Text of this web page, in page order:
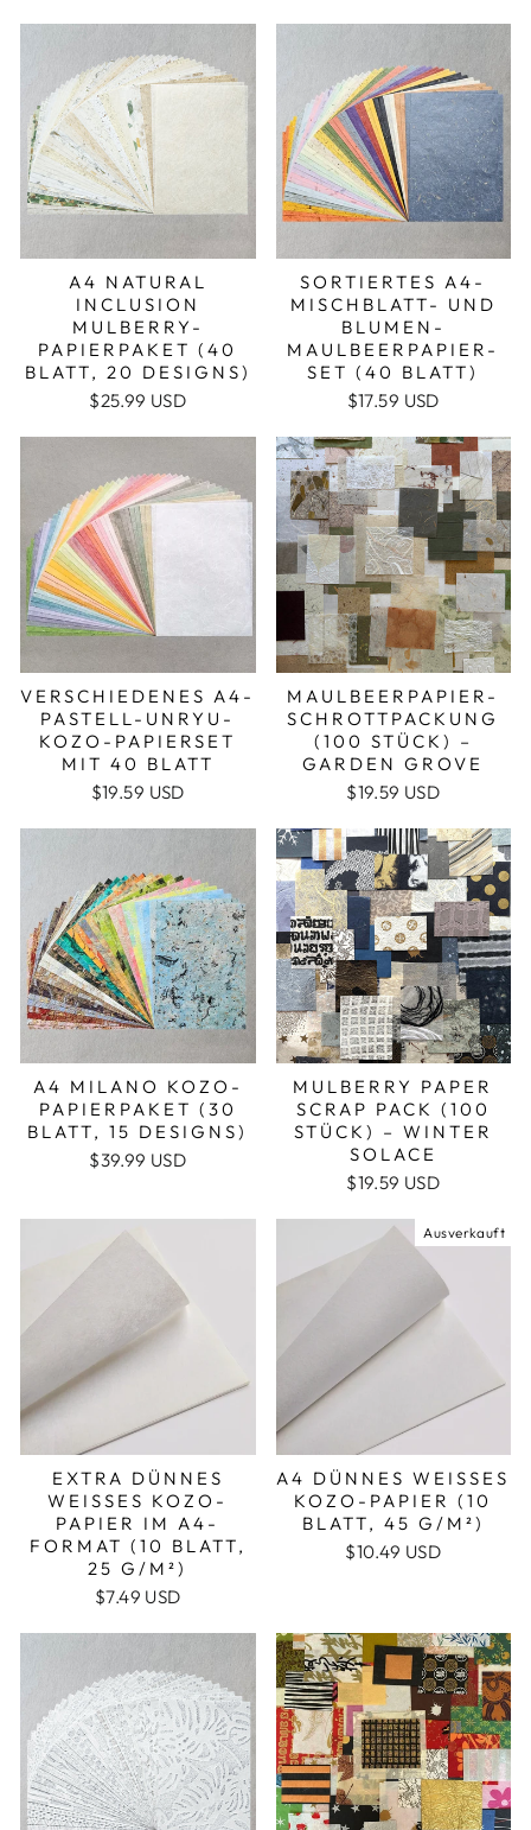
A4 NATURAL
INCLUSION
MULBERRY-
PAPIERPAKET (40
BLATT, 20 DESIGNS)
$25.99 USD
SORTIERTES A4-
MISCHBLATT- UND
BLUMEN-
MAULBEERPAPIER-
SET (40 BLATT)
$17.59 USD
VERSCHIEDENES A4-
PASTELL-UNRYU-
KOZO-PAPIERSET
MIT 40 BLATT
$19.59 USD
MAULBEERPAPIER-
SCHROTTPACKUNG
(100 STÜCK) –
GARDEN GROVE
$19.59 USD
A4 MILANO KOZO-
PAPIERPAKET (30
BLATT, 15 DESIGNS)
$39.99 USD
MULBERRY PAPER
SCRAP PACK (100
STÜCK) – WINTER
SOLACE
$19.59 USD
EXTRA DÜNNES
WEISSES KOZO-P
APIER IM A4-F
ORMAT (10 BLATT, 2
5 G/M²)
$7.49 USD
Ausverkauft
A4 DÜNNES WEISSES K
OZO-PAPIER (10 B
LATT, 45 G/M²)
$10.49 USD